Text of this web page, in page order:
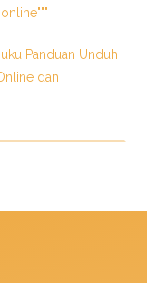
Panduan Unduh
dan